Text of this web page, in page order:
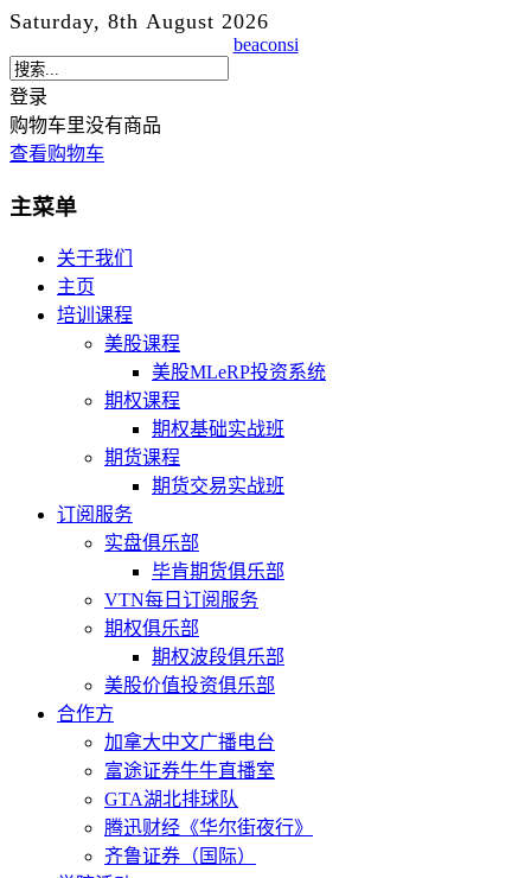
Saturday, 8th August 2026
beaconsi
登录
购物车里没有商品
查看购物车
主菜单
关于我们
主页
培训课程
美股课程
美股MLeRP投资系统
期权课程
期权基础实战班
期货课程
期货交易实战班
订阅服务
实盘俱乐部
毕肯期货俱乐部
VTN每日订阅服务
期权俱乐部
期权波段俱乐部
美股价值投资俱乐部
合作方
加拿大中文广播电台
富途证券牛牛直播室
GTA湖北排球队
腾迅财经《华尔街夜行》
齐鲁证券（国际）